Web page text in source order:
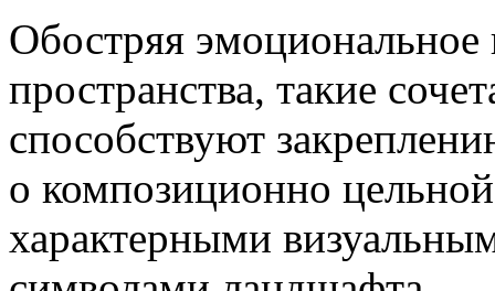
Обостряя эмоциональное
пространства, такие
способствуют
о композиционно
характерными